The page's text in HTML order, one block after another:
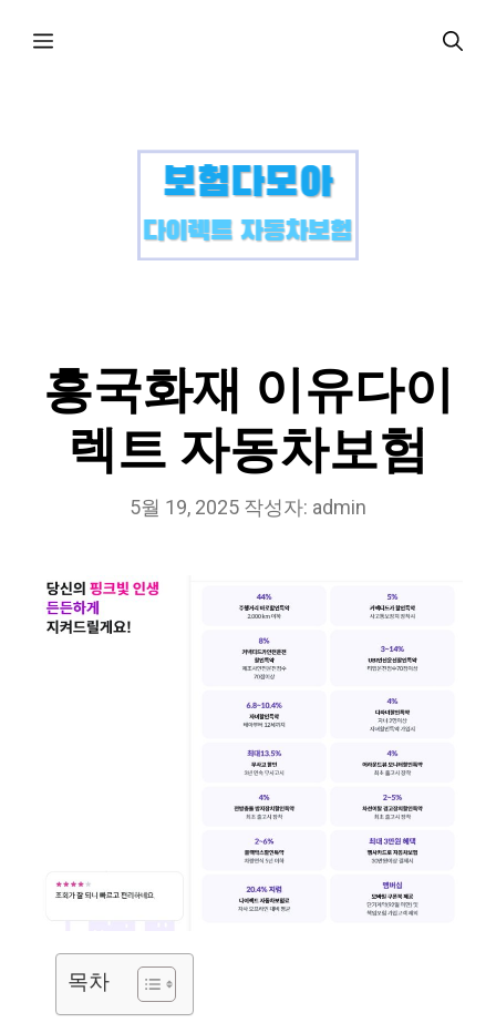
메
흥국화재 이유다이
렉트 자동차보험
5월 19, 2025 작성자: admin
목차